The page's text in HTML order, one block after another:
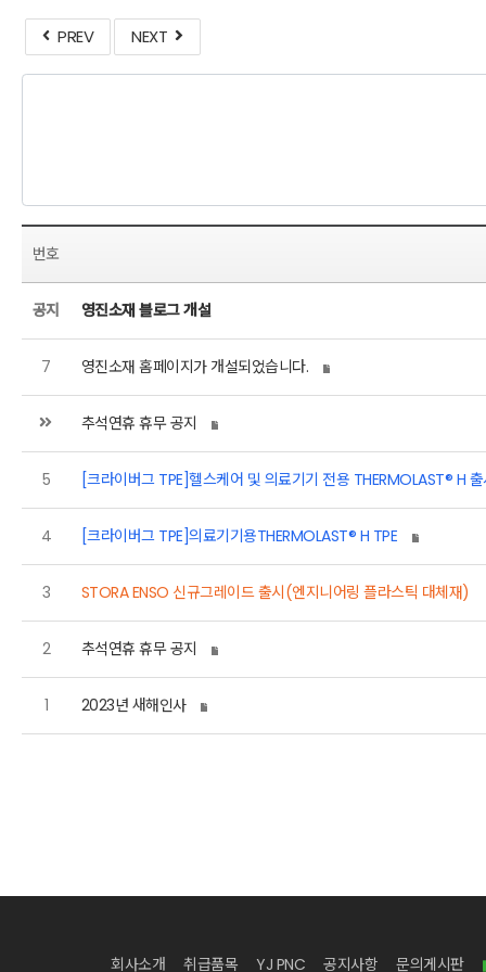
PREV NEXT
번호
공지 영진소재 블로그 개설
7 영진소재 홈페이지가 개설되었습니다.
추석연휴 휴무 공지
5 [크라이버그 TPE]헬스케어 및 의료
4 [크라이버그 TPE]의료기기용THERMOLAST® H TPE
3 STORA ENSO 신규그레이드 출시(엔지니어링 플라스틱 대체재)
2 추석연휴 휴무 공지
1 2023년 새해인사
회사소개 취급품목 YJ PNC 공지사항 문의게시판